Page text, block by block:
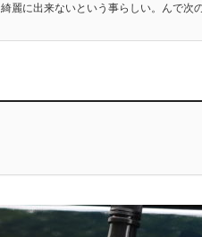
麗に出来ないという事らしい。んで次